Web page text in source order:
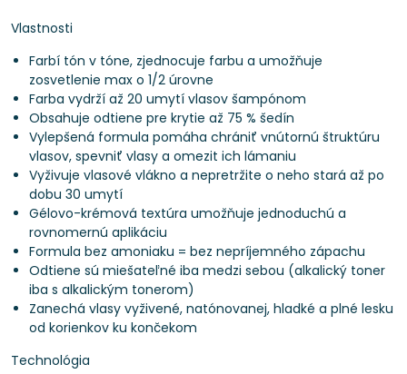
Vlastnosti
Farbí tón v tóne, zjednocuje farbu a umožňuje
zosvetlenie max o 1/2 úrovne
Farba vydrží až 20 umytí vlasov šampónom
Obsahuje odtiene pre krytie až 75 % šedín
Vylepšená formula pomáha chrániť vnútornú štruktúru
vlasov, spevniť vlasy a omezit ich lámaniu
Vyživuje vlasové vlákno a nepretržite o neho stará až po
dobu 30 umytí
Gélovo-krémová textúra umožňuje jednoduchú a
rovnomernú aplikáciu
Formula bez amoniaku = bez nepríjemného zápachu
Odtiene sú miešateľné iba medzi sebou (alkalický toner
iba s alkalickým tonerom)
Zanechá vlasy vyživené, natónovanej, hladké a plné lesku
od korienkov ku končekom
Technológia